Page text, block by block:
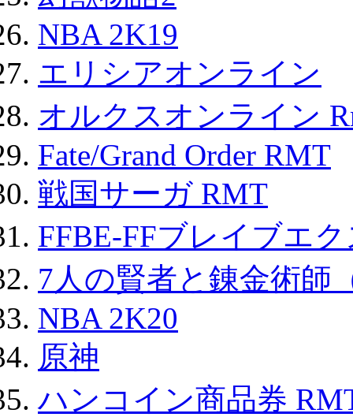
NBA 2K19
エリシアオンライン
オルクスオンライン
Fate/Grand Order RMT
戦国サーガ RMT
FFBE-FFブレイブエ
7人の賢者と錬金術師
NBA 2K20
原神
ハンコイン商品券